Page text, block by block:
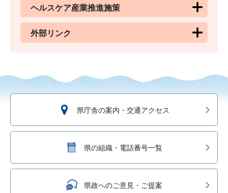
ヘルスケア産業推進施策
外部リンク
県庁舎の案内・交通アクセス
県の組織・電話番号一覧
県政へのご意見・ご提案